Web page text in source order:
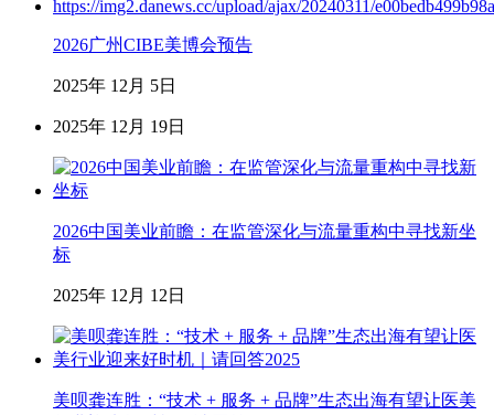
2026广州CIBE美博会预告
2025年 12月 5日
2025年 12月 19日
2026中国美业前瞻：在监管深化与流量重构中寻找新坐
标
2025年 12月 12日
美呗龚连胜：“技术 + 服务 + 品牌”生态出海有望让医美